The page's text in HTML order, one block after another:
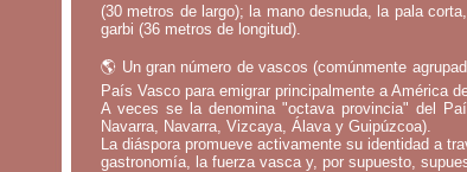
(30 metros de largo); la mano desnuda, la pala
garbi (36 metros de longitud).
🌎 Un gran número de vascos (comúnmente
País Vasco para emigrar principalmente a América
A veces se la denomina "octava provincia" del
Navarra, Navarra, Vizcaya, Álava y Guipúzcoa).
La diáspora promueve activamente su identidad a
gastronomía, la fuerza vasca y, por supuesto,